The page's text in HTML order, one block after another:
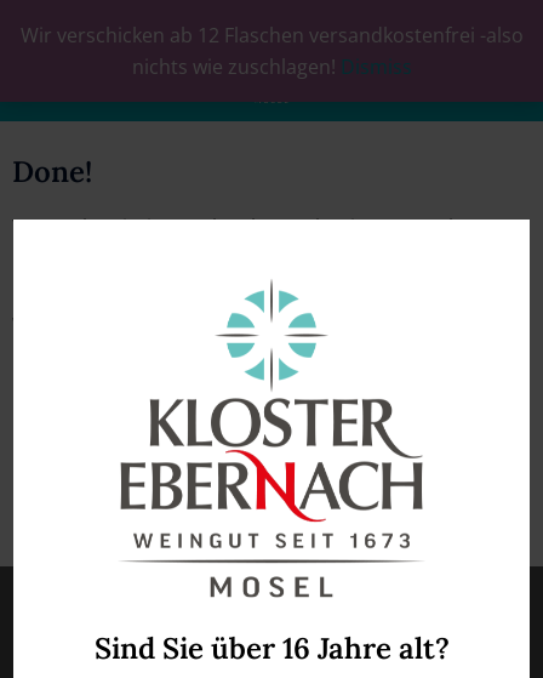
Sind Sie über 16 Jahre alt?
Wir verschicken ab 12 Flaschen versandkostenfrei -also
nichts wie zuschlagen! Dismiss
0
Done!
Your subscription to the Ebernach Winery newsletter
news, offers and promotions – but a visit to our online
wine store is worthwhile even now!
Click here to go to the wine store!